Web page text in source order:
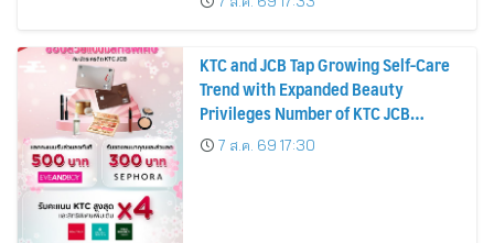
KTC and JCB Tap Growing Self-Care
Trend with Expanded Beauty
Privileges Number of KTC JCB
Cardmembers Spending on
Cosmetics Rises 26%
7 ส.ค. 69 17:30